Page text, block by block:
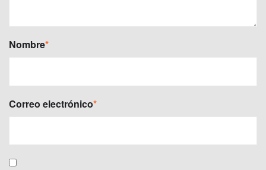
Nombre*
Correo electrónico*